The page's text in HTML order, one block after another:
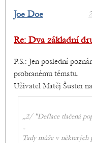
Joe Doe
Re: Dva základní
P.S.: Jen poslední
probranému tématu.
Uživatel Matěj Šuster
„2/ "Deflace tlačená
..
Tady může v některých